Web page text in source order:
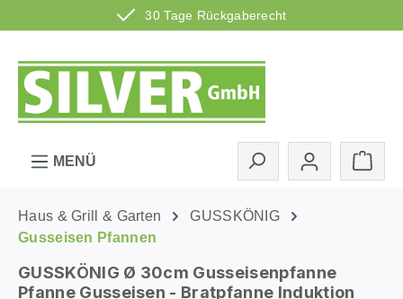
30 Tage Rückgaberecht
Zum Hauptinhalt springen
MENÜ
Haus & Grill & Garten
GUSSKÖNIG
Gusseisen Pfannen
GUSSKÖNIG Ø 30cm Gusseisenpfanne
Pfanne Gusseisen - Bratpfanne Induktion